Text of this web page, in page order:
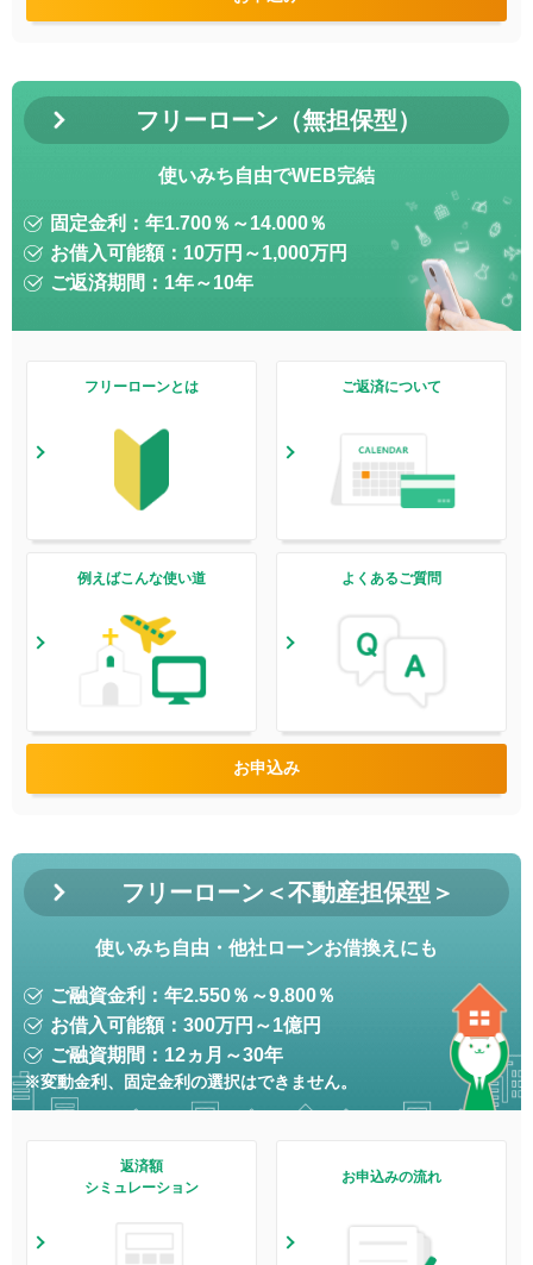
フリーローン（無担保型）
使いみち自由でWEB完結
固定金利：年1.700％～14.000％
お借入可能額：10万円～1,000万円
ご返済期間：1年～10年
フリーローンとは ご返済について
例えばこんな使い道 よくあるご質問
お申込み
フリーローン＜不動産担保型＞
使いみち自由・他社ローンお借換えにも
ご融資金利：年2.550％～9.800％
お借入可能額：300万円～1億円
ご融資期間：12ヵ月～30年
※変動金利、固定金利の選択はできません。
返済額
シミュレーション
お申込みの流れ